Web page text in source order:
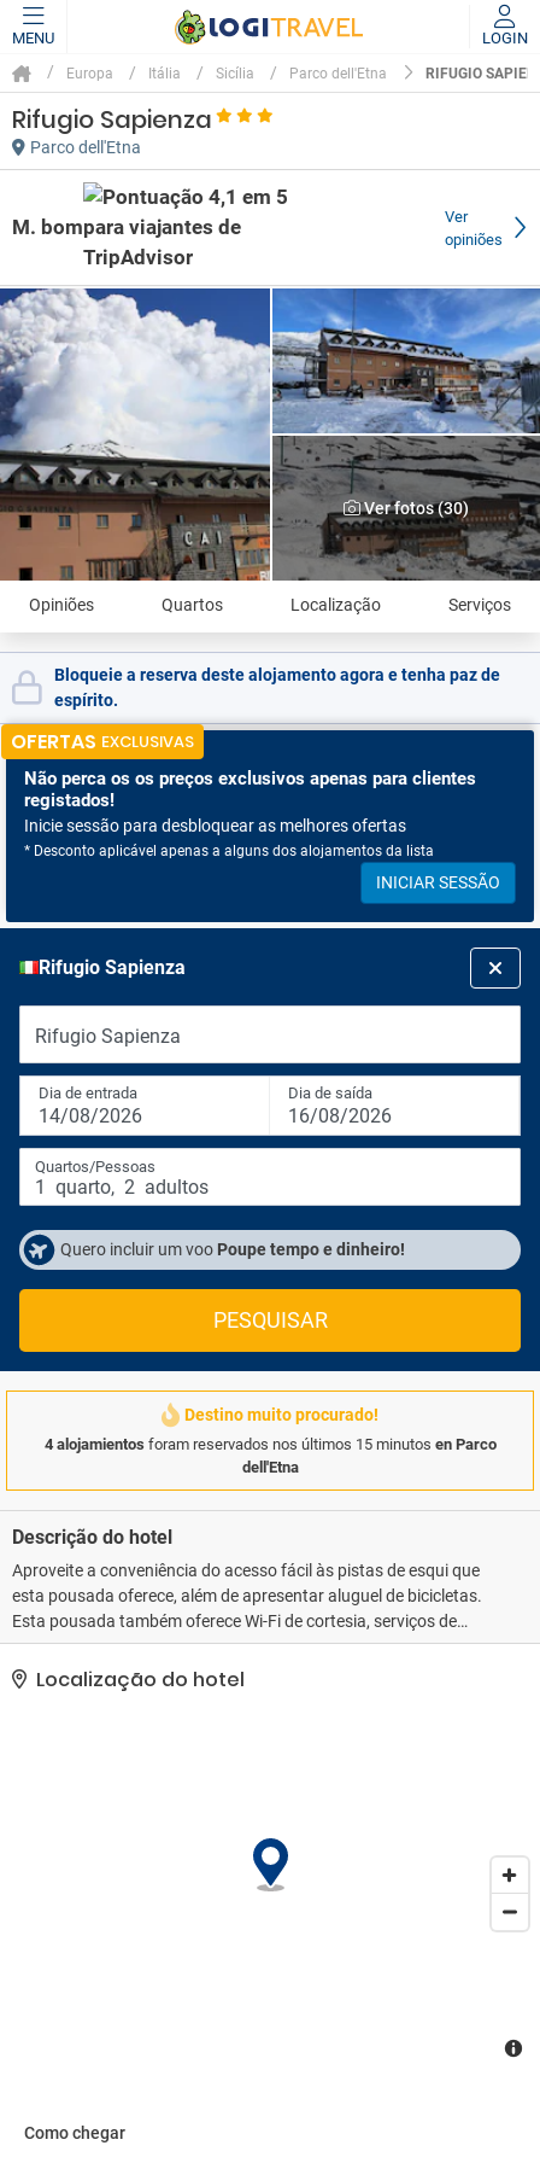
MENU LOGIN
Europa Itália Sicília Parco dell'Etna RIFUGIO
Rifugio Sapienza
Parco dell'Etna
M. bom
Ver
opiniões
Ver fotos (30)
Opiniões Quartos Localização Serviços
Bloqueie a reserva deste alojamento agora e tenha paz de
espírito.
OFERTAS EXCLUSIVAS
Não perca os os preços exclusivos apenas para clientes
registados!
Inicie sessão para desbloquear as melhores ofertas
* Desconto aplicável apenas a alguns dos alojamentos da lista
INICIAR SESSÃO
Rifugio Sapienza
Rifugio Sapienza
Dia de entrada
14/08/2026
Dia de saída
16/08/2026
Quartos/Pessoas
1 quarto, 2 adultos
Quero incluir um voo Poupe tempo e dinheiro!
PESQUISAR
Destino muito procurado!
4 alojamientos foram reservados nos últimos 15 minutos en Parco
dell'Etna
Descrição do hotel
Aproveite a conveniência do acesso fácil às pistas de esqui que
esta pousada oferece, além de apresentar aluguel de bicicletas.
Esta pousada também oferece Wi-Fi de cortesia, serviços de
concierge e lojas no local.. As comodidades presentes incluem
armazenamento para bagagem, biblioteca e um cofre na
recepção do hotel. Mediante uma sobretaxa, há serviço de
Localização do hotel
Como chegar